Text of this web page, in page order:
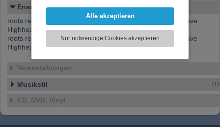
Funktionen für soziale Medien anbieten zu
zu analysieren. Dabei werden ggf.
Informationen zu Ihrer Verwendung unserer
soziale Medien, Werbung und Analysen
weitergegeben. Unsere Partner führen diese
Informationen möglicherweise mit weiteren
oder die sie im Rahmen Ihrer Nutzung der
Alle akzeptieren
Nur notwendige Cookies akzeptieren
Ensemble-Details
roots reggae, ragga and spacedub rund um die Sänger Dave
Highhead und ´Danny Ranking.
roots reggae, ragga and spacedub rund um die Sänger Dave
Highhead und ´Danny Ranking.
Veranstaltungen
Musikstil (1)
CD, DVD, Vinyl